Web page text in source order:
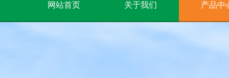
网站首页 关于我们 产品中